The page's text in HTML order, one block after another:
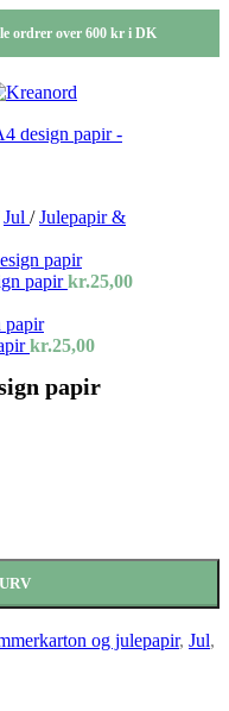
ordrer over 600 kr i DK
Jul / Julepapir &
papirkr.25,00
kr.25,00
papir
og julepapir, Jul,